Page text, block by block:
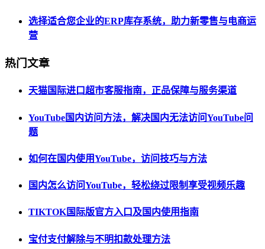
选择适合您企业的ERP库存系统，助力新零售与电商运
营
热门文章
天猫国际进口超市客服指南，正品保障与服务渠道
YouTube国内访问方法，解决国内无法访问YouTube问
题
如何在国内使用YouTube，访问技巧与方法
国内怎么访问YouTube，轻松绕过限制享受视频乐趣
TIKTOK国际版官方入口及国内使用指南
宝付支付解除与不明扣款处理方法